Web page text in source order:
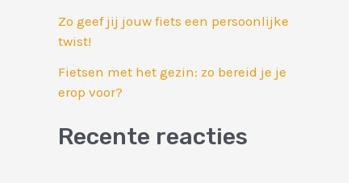
Zo geef jij jouw fiets een persoonlijke
twist!
Fietsen met het gezin: zo bereid je je
erop voor?
Recente reacties